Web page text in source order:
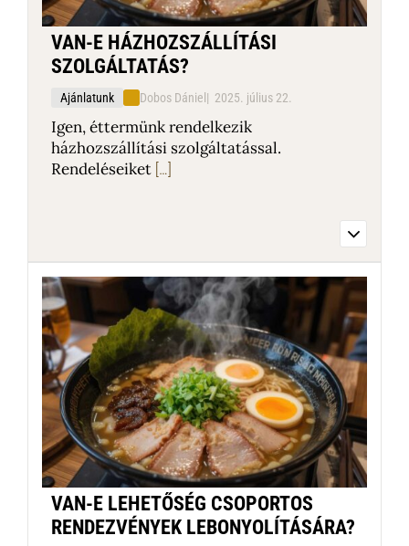
VAN-E HÁZHOZSZÁLLÍTÁSI
SZOLGÁLTATÁS?
Ajánlatunk Dobos Dániel 2025. július 22.
Igen, éttermünk rendelkezik
házhozszállítási szolgáltatással.
Rendeléseiket […]
Igen, éttermünk rendelkezik
házhozszállítási szolgáltatással.
Rendeléseiket telefonon vagy online
felületünkön keresztül adhatják le. A
szállítási területről és díjakról
weboldalunkon vagy telefonon
tájékozódhatnak.
Teszt gomb egy Teszt gomb kettő
Tovább olvasom
VAN-E LEHETŐSÉG CSOPORTOS
RENDEZVÉNYEK LEBONYOLÍTÁSÁRA?